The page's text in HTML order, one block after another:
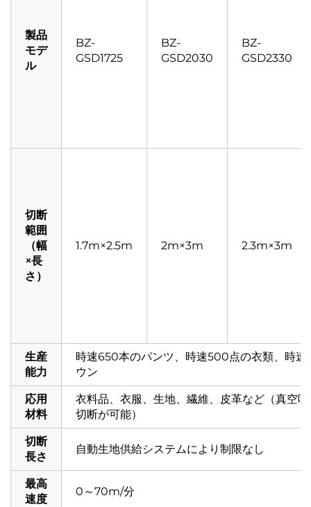
製品
モデ
ル
BZ-
GSD1725
BZ-
GSD2030
BZ-
GSD2330
切断
範囲
（幅
×長
さ）
1.7m×2.5m 2m×3m 2.3m×3m
生産
能力
時速650本のパンツ、時速500点の衣類、時
ウン
応用
材料
衣料品、衣服、生地、繊維、皮革など（真空
切断が可能）
切断
長さ
自動生地供給システムにより制限なし
最高
速度
0～70m/分